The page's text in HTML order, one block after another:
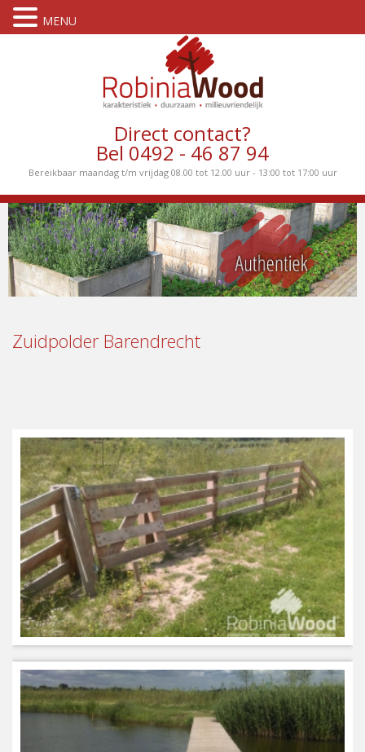
Direct contact?
Bel 0492 - 46 87 94
Bereikbaar maandag t/m vrijdag 08.00 tot 12.00 uur - 13:00 tot 17:00 uur
Zuidpolder Barendrecht
MENU